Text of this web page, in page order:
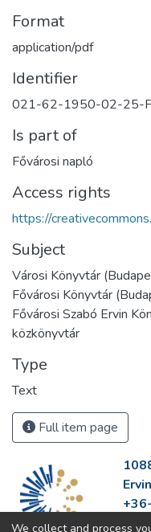
Format
application/pdf
Identifier
021-62-1950-02-25-
Is part of
Fővárosi napló
Access rights
https://
Subject
Városi Könyvtár
Fővárosi Könyvtár
Fővárosi Szabó Ervin
közkönyvtár
Type
Text
Full item page
We collect and process